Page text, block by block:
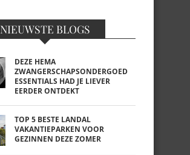
NIEUWSTE BLOGS
DEZE HEMA
ZWANGERSCHAPSONDERGOED
ESSENTIALS HAD JE LIEVER
EERDER ONTDEKT
TOP 5 BESTE LANDAL
VAKANTIEPARKEN VOOR
GEZINNEN DEZE ZOMER